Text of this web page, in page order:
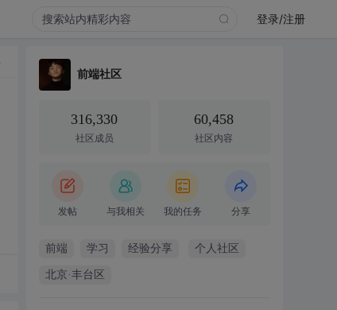
登录/注册
前端社区
316,330
社区成员
60,458
社区内容
发帖 与我相关 我的任务 分享
前端 学习 经验分享 个人社区
北京·丰台区